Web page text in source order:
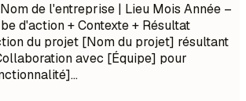
de l'entreprise | Lieu Mois Année –
d'action + Contexte + Résultat
du projet [Nom du projet] résultant
avec [Équipe] pour